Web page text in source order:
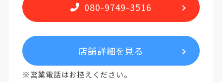
080-9749-3516
店舗詳細を見る
※営業電話はお控えください。